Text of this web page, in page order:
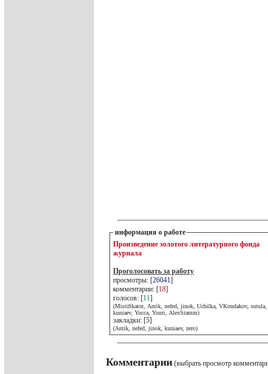
информация о работе
Произведение золотого литературного фонда
журнала
Проголосовать за работу
просмотры: [26041]
комментарии: [18]
голосов: [11]
(Mistifikator, Antik, nefed, jinok, Uchilka, VKondakov, sutula,
kuniaev, Yucca, Youri, AlexStamm)
закладки: [5]
(Antik, nefed, jinok, kuniaev, zero)
Комментарии (выбрать просмотр